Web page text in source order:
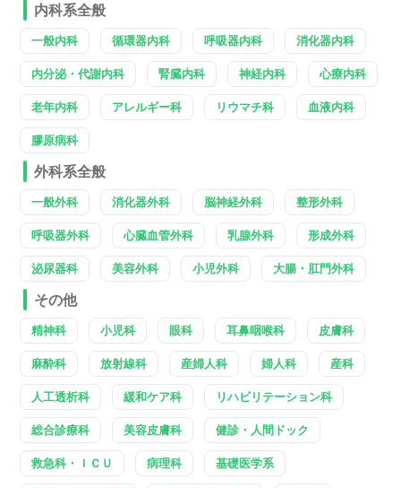
内科系全般
一般内科 循環器内科 呼吸器内科 消化器内科
内分泌・代謝内科 腎臓内科 神経内科 心療内科
老年内科 アレルギー科 リウマチ科 血液内科
膠原病科
外科系全般
一般外科 消化器外科 脳神経外科 整形外科
呼吸器外科 心臓血管外科 乳腺外科 形成外科
泌尿器科 美容外科 小児外科 大腸・肛門外科
その他
精神科 小児科 眼科 耳鼻咽喉科 皮膚科
麻酔科 放射線科 産婦人科 婦人科 産科
人工透析科 緩和ケア科 リハビリテーション科
総合診療科 美容皮膚科 健診・人間ドック
救急科・ＩＣＵ 病理科 基礎医学系